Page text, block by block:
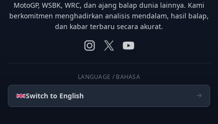
MotoGP, WSBK, WRC, dan ajang balap dunia lainnya. Kami
berkomitmen menghadirkan analisis mendalam, hasil balap,
dan kabar terbaru secara akurat.
LANGUAGE / BAHASA
Switch to English